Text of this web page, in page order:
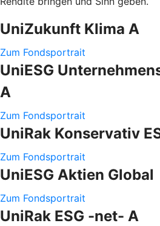
UniZukunft Klima A
Zum Fondsportrait
UniESG
A
Zum Fondsportrait
UniRak Konservativ
Zum Fondsportrait
UniESG Aktien Global
Zum Fondsportrait
UniRak ESG -net- A